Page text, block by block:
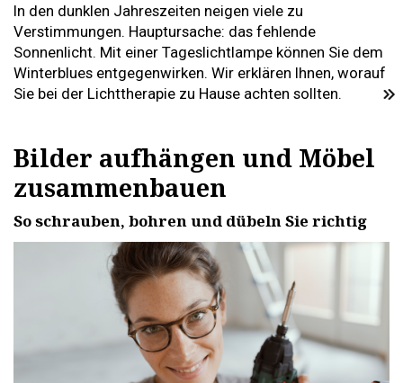
In den dunklen Jahreszeiten neigen viele zu
Verstimmungen. Hauptursache: das fehlende
Sonnenlicht. Mit einer Tageslichtlampe können Sie dem
Winterblues entgegenwirken. Wir erklären Ihnen, worauf
Sie bei der Lichttherapie zu Hause achten sollten.
Bilder aufhängen und Möbel
zusammenbauen
So schrauben, bohren und dübeln Sie richtig